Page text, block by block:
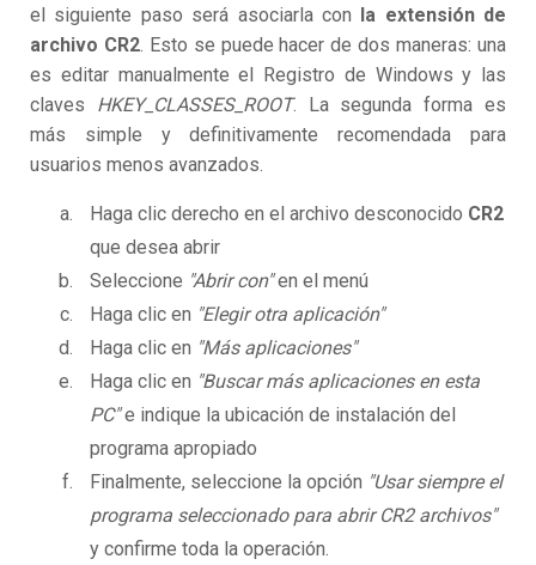
el siguiente paso será asociarla con la extensión de
archivo CR2. Esto se puede hacer de dos maneras: una
es editar manualmente el Registro de Windows y las
claves HKEY_CLASSES_ROOT. La segunda forma es
más simple y definitivamente recomendada para
usuarios menos avanzados.
Haga clic derecho en el archivo desconocido CR2
que desea abrir
Seleccione "Abrir con"en el menú
Haga clic en "Elegir otra aplicación"
Haga clic en "Más aplicaciones"
Haga clic en "Buscar más aplicaciones en esta
PC"e indique la ubicación de instalación del
programa apropiado
Finalmente, seleccione la opción "Usar siempre el
programa seleccionado para abrir CR2 archivos"
y confirme toda la operación.